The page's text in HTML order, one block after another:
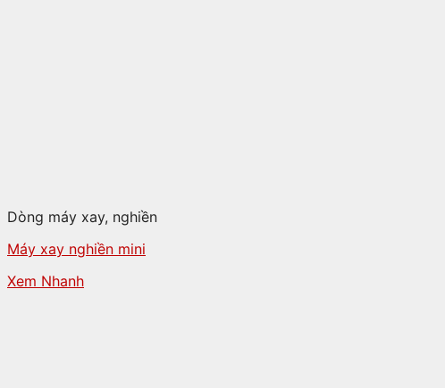
Dòng máy xay, nghiền
Máy xay nghiền mini
Xem Nhanh